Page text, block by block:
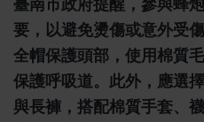
臺南市政府提醒，參與蜂
要，以避免燙傷或意外受
全帽保護頭部，使用棉質
保護呼吸道。此外，應選
與長褲，搭配棉質手套、